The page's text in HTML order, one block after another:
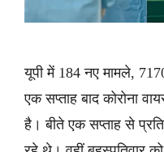
यूपी में 184 नए मामले,
एक सप्ताह बाद कोरोना
है। बीते एक सप्ताह से